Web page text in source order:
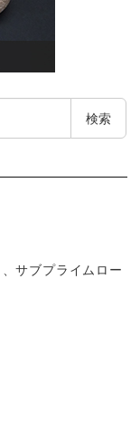
検索
サブプライムロー